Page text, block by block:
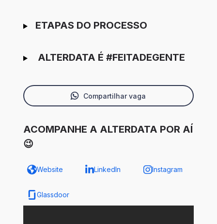
ETAPAS DO PROCESSO
ALTERDATA É #FEITADEGENTE
Compartilhar vaga
ACOMPANHE A ALTERDATA POR AÍ
😉
Website LinkedIn Instagram
Glassdoor